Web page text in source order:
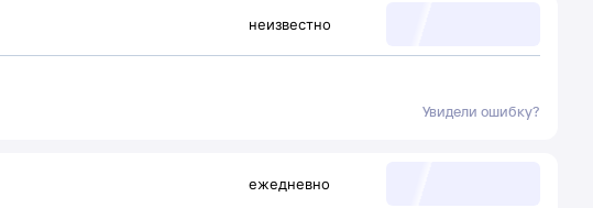
неизвестно
Увидели ошибку?
ежедневно